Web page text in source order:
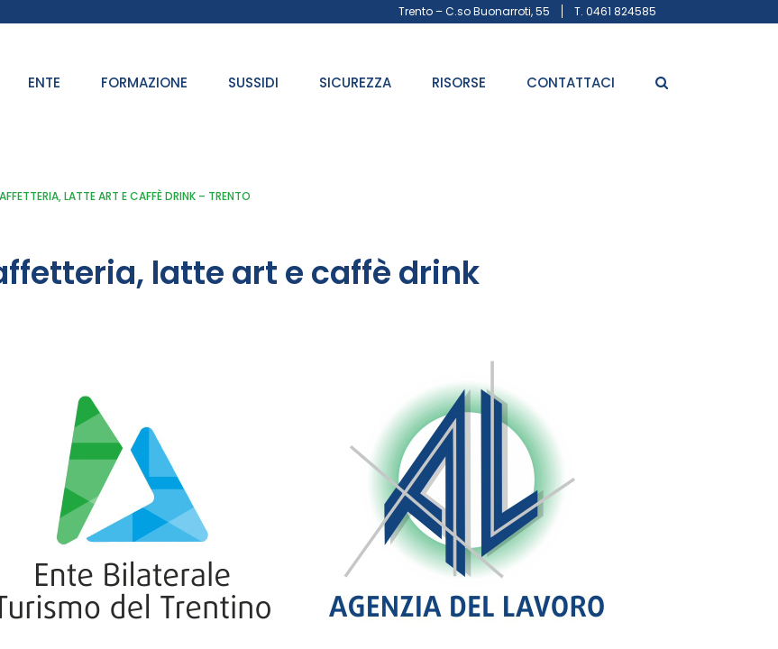
Trento – C.so Buonarroti, 55 T. 0461 824585
ENTE FORMAZIONE SUSSIDI SICUREZZA RISORSE CONTATTACI
LATTE ART E CAFFÈ DRINK – TRENTO
latte art e caffè drink